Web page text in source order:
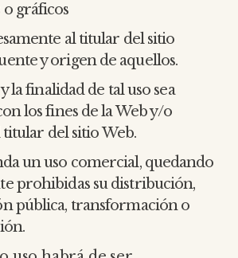
gráficos
al titular del sitio
y origen de aquellos.
la finalidad de tal uso sea
los fines de la Web y/o
del sitio Web.
un uso comercial, quedando
prohibidas su distribución,
pública, transformación o